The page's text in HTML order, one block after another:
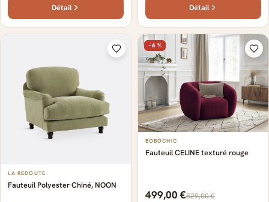
Détail Détail
LA REDOUTE
Fauteuil Polyester Chiné, NOON
−6 %
BOBOCHIC
Fauteuil CELINE texturé rouge
499,00 €529,00 €